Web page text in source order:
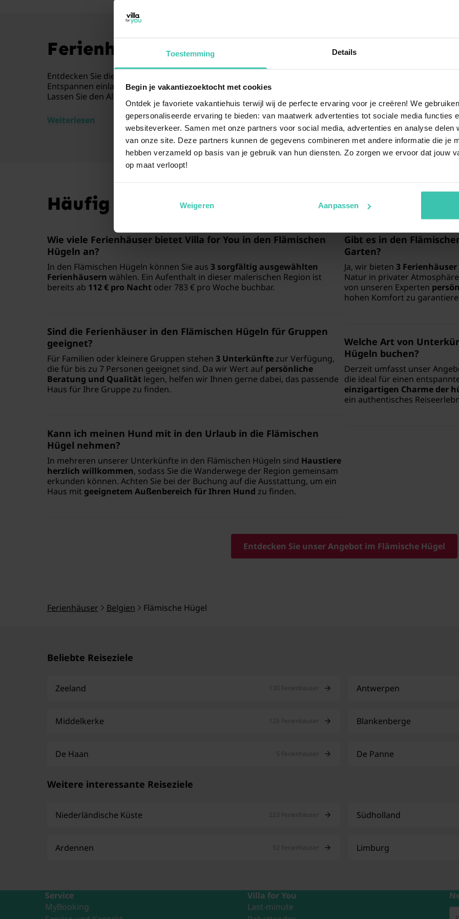
Toestemming Details
Begin je vakantiezoektocht met cookies
Ontdek je favoriete vakantiehuis terwijl wij de perfecte ervaring voor je creëren! We
gepersonaliseerde ervaring te bieden: van maatwerk advertenties tot sociale media functies
websiteverkeer. Samen met onze partners voor social media, advertenties en analyse delen
van onze site. Deze partners kunnen de gegevens combineren met andere informatie die je
hebben verzameld op basis van je gebruik van hun diensten. Zo zorgen we ervoor dat jouw
op maat verloopt!
Weigeren Aanpassen
Ferienhäuser in den Flämischen Hügeln
Entdecken Sie die malerische Landschaft der Flämischen Hügel. Diese Region besticht durch sanfte
Entspannen einladen. Ob Sie die Natur bei einer Radtour erkunden oder einfach die Stille genießen
Lassen Sie den Alltag hinter sich und genießen Sie einen unvergesslichen Aufenthalt in einer unserer
Weiterlesen
Häufig gestellte Fragen
Wie viele Ferienhäuser bietet Villa for You in den Flämischen
Hügeln an?
In den Flämischen Hügeln können Sie aus 3 sorgfältig ausgewählten
Ferienhäusern wählen. Ein Aufenthalt in dieser malerischen Region ist
bereits ab 112 € pro Nachtoder 783 € pro Woche buchbar.
Sind die Ferienhäuser in den Flämischen Hügeln für Gruppen
geeignet?
Für Familien oder kleinere Gruppen stehen 3 Unterkünftezur Verfügung,
die für bis zu 7 Personen geeignet sind. Da wir Wert auf persönliche
Beratung und Qualitätlegen, helfen wir Ihnen gerne dabei, das passende
Haus für Ihre Gruppe zu finden.
Kann ich meinen Hund mit in den Urlaub in die Flämischen
Hügel nehmen?
In mehreren unserer Unterkünfte in den Flämischen Hügeln sind Haustiere
herzlich willkommen, sodass Sie die Wanderwege der Region gemeinsam
erkunden können. Achten Sie bei der Buchung auf die Ausstattung, um ein
Haus mit geeignetem Außenbereich für Ihren Hund zu finden.
Gibt es in den
Garten?
Ja, wir bieten 3
Natur in privater
von unseren Experten
hohen Komfort zu
Welche Art von
Hügeln buchen?
Derzeit umfasst unser
die ideal für einen
einzigartigen Charme der
ein authentisches
Entdecken Sie unser Angebot im Flämische Hügel
Ferienhäuser Belgien Flämische Hügel
Beliebte Reiseziele
Zeeland 130 Ferienhäuser Antwerpen
Middelkerke 125 Ferienhäuser Blankenberge
De Haan 5 Ferienhäuser De Panne
Weitere interessante Reiseziele
Niederländische Küste 223 Ferienhäuser Südholland
Ardennen 92 Ferienhäuser Limburg
Service
MyBooking
Villa for You
Last-minute